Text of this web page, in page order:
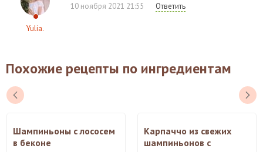
Yulia.
10 ноября 2021 21:55 Ответить
Похожие рецепты по ингредиентам
Шампиньоны с лососем
в беконе
Карпаччо из свежих
шампиньонов с